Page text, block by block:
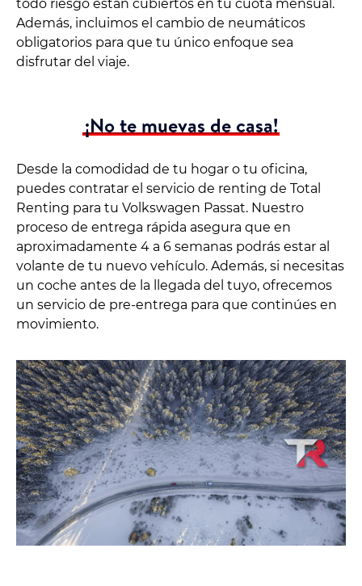
todo riesgo están cubiertos en tu cuota mensual.
Además, incluimos el cambio de neumáticos
obligatorios para que tu único enfoque sea
disfrutar del viaje.
¡No te muevas de casa!
Desde la comodidad de tu hogar o tu oficina,
puedes contratar el servicio de renting de Total
Renting para tu Volkswagen Passat. Nuestro
proceso de entrega rápida asegura que en
aproximadamente 4 a 6 semanas podrás estar al
volante de tu nuevo vehículo. Además, si necesitas
un coche antes de la llegada del tuyo, ofrecemos
un servicio de pre-entrega para que continúes en
movimiento.